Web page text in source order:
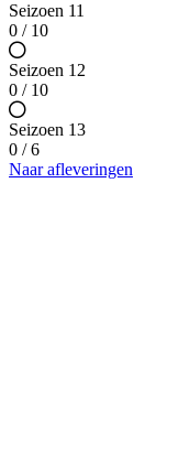
Seizoen 11
0 / 10
Seizoen 12
0 / 10
Seizoen 13
0 / 6
Naar afleveringen